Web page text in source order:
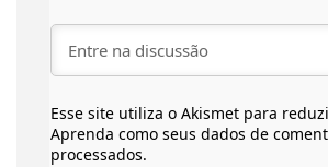
Esse site utiliza o Akismet para
Aprenda como seus dados de
processados.